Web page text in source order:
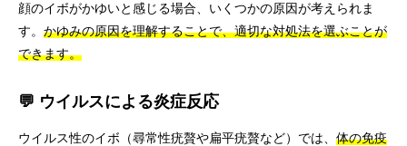
顔のイボがかゆいと感じる場合、いくつかの原因が考えられま
す。 かゆみの原因を理解することで、適切な対処法を選ぶことが
できます。
💬 ウイルスによる炎症反応
ウイルス性のイボ（尋常性疣贅や扁平疣贅など）では、 体の免疫